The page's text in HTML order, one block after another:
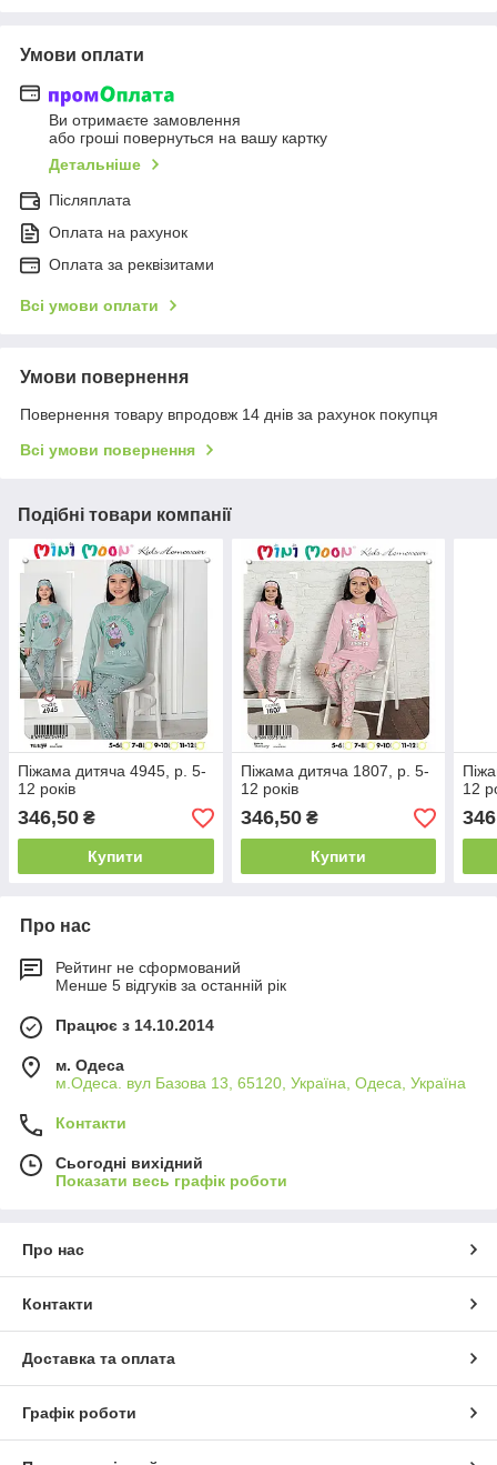
Умови оплати
Ви отримаєте замовлення
або гроші повернуться на вашу картку
Детальніше
Післяплата
Оплата на рахунок
Оплата за реквізитами
Всі умови оплати
Умови повернення
Повернення товару впродовж 14 днів за рахунок покупця
Всі умови повернення
Подібні товари компанії
Піжама дитяча 4945, р. 5-
12 років
346,50 ₴
Купити
Піжама дитяча 1807, р. 5-
12 років
346,50₴
Купити
12
Про нас
Рейтинг не сформований
Менше 5 відгуків за останній рік
Працює з 14.10.2014
м. Одеса
м.Одеса. вул Базова 13, 65120, Україна, Одеса, Україна
Контакти
Сьогодні вихідний
Показати весь графік роботи
Про нас
Контакти
Доставка та оплата
Графік роботи